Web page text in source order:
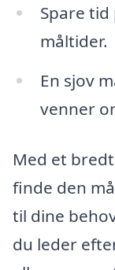
Spare
måltider.
En sjov
venner
Med et
finde den
til dine
du leder